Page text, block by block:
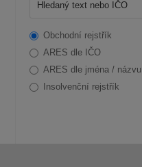
Obchodní rejstřík
ARES dle IČO
ARES dle jména / názvu
Insolvenční rejstřík